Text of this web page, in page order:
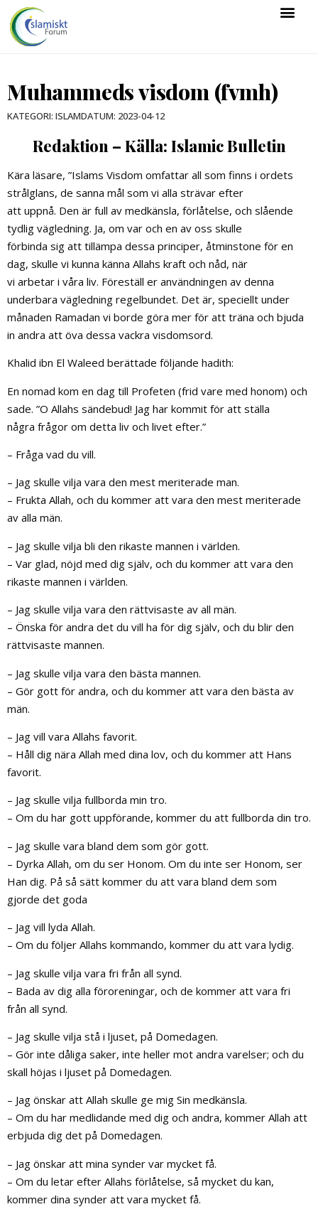
Muhammeds visdom (fvmh)
KATEGORI: ISLAMDATUM: 2023-04-12
Redaktion – Källa: Islamic Bulletin
Kära läsare, ”Islams Visdom omfattar all som finns i ordets
strålglans, de sanna mål som vi alla strävar efter
att uppnå. Den är full av medkänsla, förlåtelse, och slående
tydlig vägledning. Ja, om var och en av oss skulle
förbinda sig att tillämpa dessa principer, åtminstone för en
dag, skulle vi kunna känna Allahs kraft och nåd, när
vi arbetar i våra liv. Föreställ er användningen av denna
underbara vägledning regelbundet. Det är, speciellt under
månaden Ramadan vi borde göra mer för att träna och bjuda
in andra att öva dessa vackra visdomsord.
Khalid ibn El Waleed berättade följande hadith:
En nomad kom en dag till Profeten (frid vare med honom) och
sade. ”O Allahs sändebud! Jag har kommit för att ställa
några frågor om detta liv och livet efter.”
– Fråga vad du vill.
– Jag skulle vilja vara den mest meriterade man.
– Frukta Allah, och du kommer att vara den mest meriterade
av alla män.
– Jag skulle vilja bli den rikaste mannen i världen.
– Var glad, nöjd med dig själv, och du kommer att vara den
rikaste mannen i världen.
– Jag skulle vilja vara den rättvisaste av all män.
– Önska för andra det du vill ha för dig själv, och du blir den
rättvisaste mannen.
– Jag skulle vilja vara den bästa mannen.
– Gör gott för andra, och du kommer att vara den bästa av
män.
– Jag vill vara Allahs favorit.
– Håll dig nära Allah med dina lov, och du kommer att Hans
favorit.
– Jag skulle vilja fullborda min tro.
– Om du har gott uppförande, kommer du att fullborda din tro.
– Jag skulle vara bland dem som gör gott.
– Dyrka Allah, om du ser Honom. Om du inte ser Honom, ser
Han dig. På så sätt kommer du att vara bland dem som
gjorde det goda
– Jag vill lyda Allah.
– Om du följer Allahs kommando, kommer du att vara lydig.
– Jag skulle vilja vara fri från all synd.
– Bada av dig alla föroreningar, och de kommer att vara fri
från all synd.
– Jag skulle vilja stå i ljuset, på Domedagen.
– Gör inte dåliga saker, inte heller mot andra varelser; och du
skall höjas i ljuset på Domedagen.
– Jag önskar att Allah skulle ge mig Sin medkänsla.
– Om du har medlidande med dig och andra, kommer Allah att
erbjuda dig det på Domedagen.
– Jag önskar att mina synder var mycket få.
– Om du letar efter Allahs förlåtelse, så mycket du kan,
kommer dina synder att vara mycket få.